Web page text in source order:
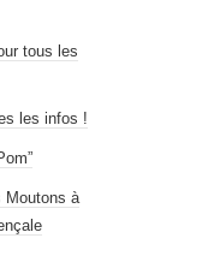
tous les
les infos !
Moutons à